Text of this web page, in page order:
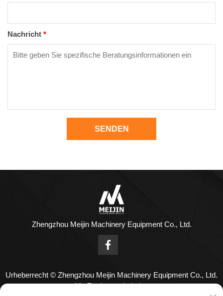
Nachricht *
SENDEN
Zhengzhou Meijin Machinery Equipment Co., Ltd.
Urheberrecht © Zhengzhou Meijin Machinery Equipment Co., Ltd.
Alle Rechte vorbehalten